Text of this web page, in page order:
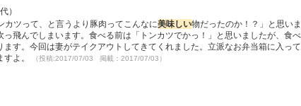
）
ツって、と言うより豚肉ってこんなに美味しい物だったのか！？」と思い
飛んでしまいます。食べる前は「トンカツでかっ！」と思いましたが、食べ
す。今回は妻がテイクアウトしてきてくれました。立派なお弁当箱に入って
よ。
（投稿:2017/07/03 掲載：2017/07/03）